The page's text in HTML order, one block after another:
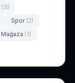
(3)
Spor (2)
Mağaza (1)